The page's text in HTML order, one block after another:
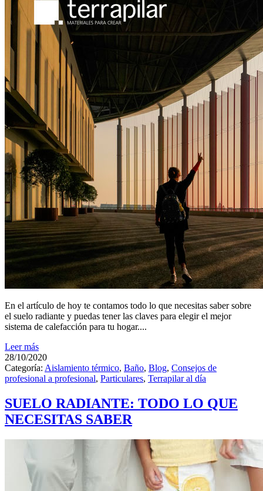
En el artículo de hoy te contamos todo lo que necesitas saber sobre
el suelo radiante y puedas tener las claves para elegir el mejor
sistema de calefacción para tu hogar....
Leer más
28/10/2020
Categoría: Aislamiento térmico, Baño, Blog, Consejos de
profesional a profesional, Particulares, Terrapilar al día
SUELO RADIANTE: TODO LO QUE
NECESITAS SABER